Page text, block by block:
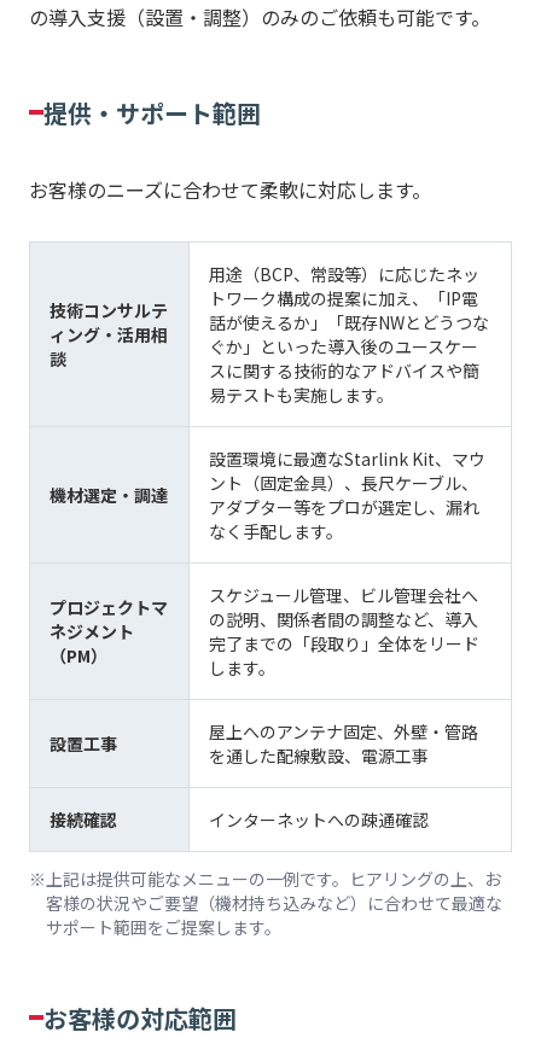
の導入支援（設置・調整）のみのご依頼も可能です。
提供・サポート範囲
お客様のニーズに合わせて柔軟に対応します。
技術コンサルテ
ィング・活用相
談
用途（BCP、常設等）に応じたネッ
トワーク構成の提案に加え、「IP電
話が使えるか」「既存NWとどうつな
ぐか」といった導入後のユースケー
スに関する技術的なアドバイスや簡
易テストも実施します。
機材選定・調達
設置環境に最適なStarlink Kit、マウ
ント（固定金具）、長尺ケーブル、
アダプター等をプロが選定し、漏れ
なく手配します。
プロジェクトマ
ネジメント
（PM）
スケジュール管理、ビル管理会社へ
の説明、関係者間の調整など、導入
完了までの「段取り」全体をリード
します。
設置工事
屋上へのアンテナ固定、外壁・管路
を通した配線敷設、電源工事
接続確認 インターネットへの疎通確認
上記は提供可能なメニューの一例です。ヒアリングの上、お
客様の状況やご要望（機材持ち込みなど）に合わせて最適な
サポート範囲をご提案します。
お客様の対応範囲